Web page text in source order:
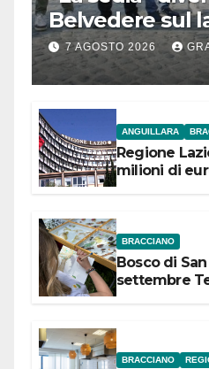
Belvedere sul
Bracciano: ieri
l’inaugurazione
7 AGOSTO 2026
ANGUILLARA
Regione
milioni di
BRACCIANO
Bosco di
settembre
BRACCIANO